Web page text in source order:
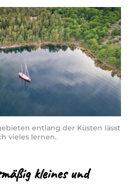
entlang der Küsten lässt
vieles lernen.
kleines und